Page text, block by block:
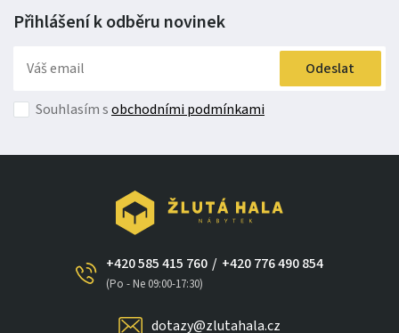
Přihlášení k odběru novinek
Odeslat
Souhlasím sobchodními podmínkami
+420 585 415 760
(Po - Ne 09:00-17:30)
/ +420 776 490 854
dotazy@zlutahala.cz